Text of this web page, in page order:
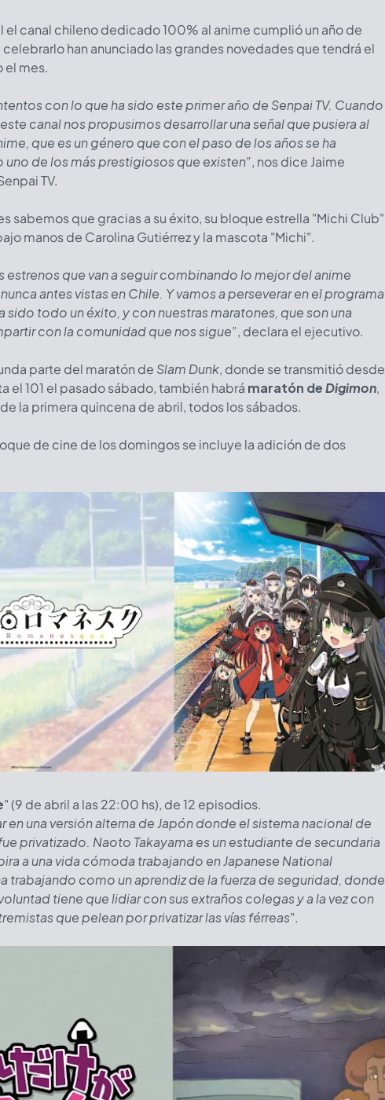
el canal chileno dedicado 100% al anime cumplió un año de
han anunciado las grandes novedades que tendrá el
el mes.
con lo que ha sido este primer año de Senpai TV. Cuando
canal nos propusimos desarrollar una señal que pusiera al
que es un género que con el paso de los años se ha
de los más prestigiosos que existen”, nos dice Jaime
TV.
sabemos que gracias a su éxito, su bloque estrella "Michi Club"
manos de Carolina Gutiérrez y la mascota "Michi".
estrenos que van a seguir combinando lo mejor del anime
antes vistas en Chile. Y vamos a perseverar en el programa
sido todo un éxito, y con nuestras maratones, que son una
con la comunidad que nos sigue”, declara el ejecutivo.
parte del maratón de Slam Dunk, donde se transmitió desde
el 101 el pasado sábado, también habrá maratón deDigimon,
la primera quincena de abril, todos los sábados.
de cine de los domingos se incluye la adición de dos
" (9 de abril a las 22:00 hs), de 12 episodios.
en una versión alterna de Japón donde el sistema nacional de
privatizado. Naoto Takayama es un estudiante de secundaria
a una vida cómoda trabajando en Japanese National
trabajando como un aprendiz de la fuerza de seguridad, donde
tiene que lidiar con sus extraños colegas y a la vez con
que pelean por privatizar las vías férreas".